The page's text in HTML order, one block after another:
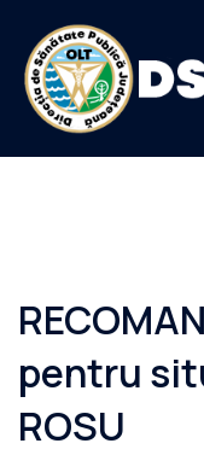
conținut
pentru
ROSU